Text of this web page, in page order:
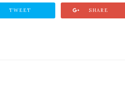
TWEET SHARE